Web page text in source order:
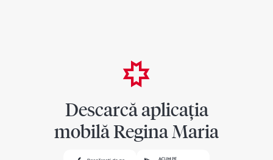
Descarcă aplicația
mobilă Regina Maria